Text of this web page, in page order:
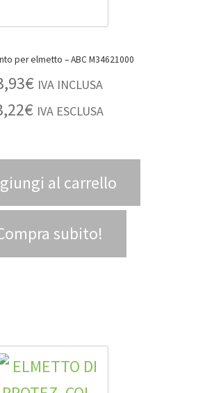
Sottomento per elmetto – ABC M34621000
€ IVA INCLUSA
€ IVA ESCLUSA
al carrello
subito!